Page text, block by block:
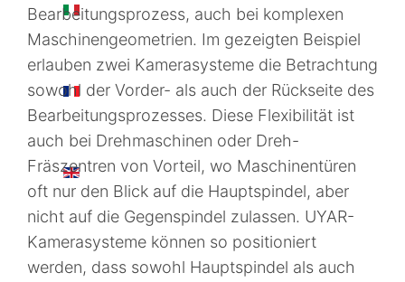
IT
FR
EN
Bearbeitungsprozess, auch bei komplexen
Maschinengeometrien. Im gezeigten Beispiel
erlauben zwei Kamerasysteme die Betrachtung
sowohl der Vorder- als auch der Rückseite des
Bearbeitungsprozesses. Diese Flexibilität ist
auch bei Drehmaschinen oder Dreh-
Fräszentren von Vorteil, wo Maschinentüren
oft nur den Blick auf die Hauptspindel, aber
nicht auf die Gegenspindel zulassen. UYAR-
Kamerasysteme können so positioniert
werden, dass sowohl Hauptspindel als auch